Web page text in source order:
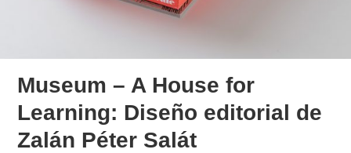
Museum – A House for
Learning: Diseño editorial de
Zalán Péter Salát